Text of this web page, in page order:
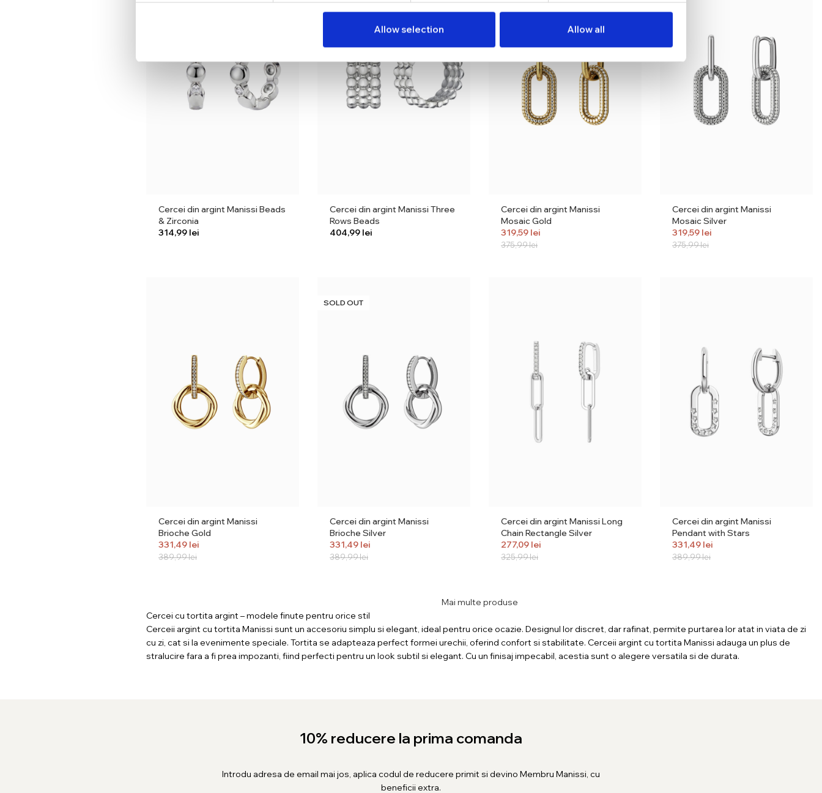
Allow selection Allow all
Cercei din argint Manissi Beads
& Zirconia
lei
Cercei din argint Manissi Three
Rows Beads
lei
Cercei din argint Manissi
Mosaic Gold
375,99lei
319,59 lei
Cercei din argint Manissi
Mosaic Silver
375,99lei
319,59 lei
Cercei din argint Manissi
Brioche Gold
389,99lei
331,49 lei
SOLD OUT
Cercei din argint Manissi
Brioche Silver
389,99lei
331,49 lei
Cercei din argint Manissi Long
Chain Rectangle Silver
325,99lei
277,09 lei
Cercei din argint Manissi
Pendant with Stars
389,99lei
331,49 lei
Mai multe produse
Cercei cu tortita argint – modele finute pentru orice stil
Cerceii argint cu tortita Manissi sunt un accesoriu simplu si elegant, ideal pentru orice ocazie. Designul lor discret, dar rafinat, permite purtarea lor atat in viata de zi
cu zi, cat si la evenimente speciale. Tortita se adapteaza perfect formei urechii, oferind confort si stabilitate. Cerceii argint cu tortita Manissi adauga un plus de
stralucire fara a fi prea impozanti, fiind perfecti pentru un look subtil si elegant. Cu un finisaj impecabil, acestia sunt o alegere versatila si de durata.
10% reducere la prima comanda
Introdu adresa de email mai jos, aplica codul de reducere primit si devino Membru Manissi, cu
beneficii extra.